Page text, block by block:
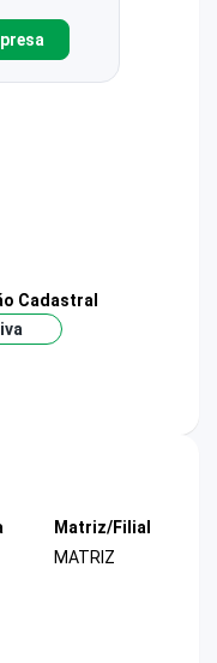
Cadastral
Matriz/Filial
MATRIZ